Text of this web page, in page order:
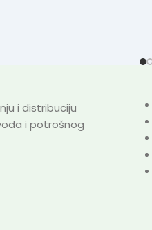
i distribuciju
i potrošnog